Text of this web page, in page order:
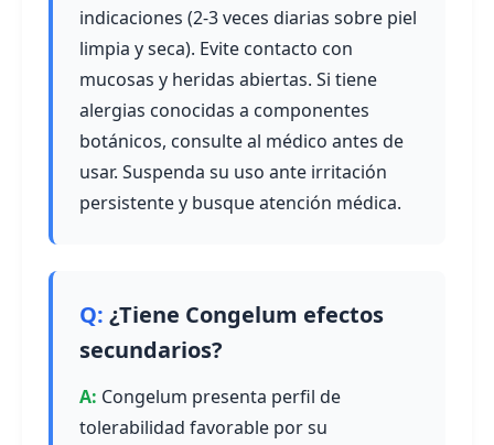
indicaciones (2-3 veces diarias sobre piel
limpia y seca). Evite contacto con
mucosas y heridas abiertas. Si tiene
alergias conocidas a componentes
botánicos, consulte al médico antes de
usar. Suspenda su uso ante irritación
persistente y busque atención médica.
¿Tiene Congelum efectos
secundarios?
Congelum presenta perfil de
tolerabilidad favorable por su